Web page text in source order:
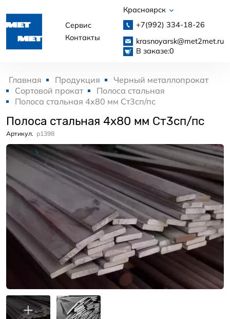
Сервис
Контакты
Красноярск
+7(992) 334-18-26
krasnoyarsk@met2met.ru
В заказе:0
Главная Продукция
Черный металлопрокат
Сортовой прокат
Полоса стальная
Полоса стальная 4x80 мм Ст3сп/пс
Полоса стальная 4x80 мм Ст3сп/пс
Артикул. p1398